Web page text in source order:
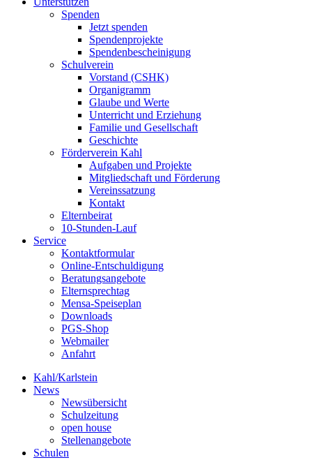
Spenden
Jetzt spenden
Spendenprojekte
Spendenbescheinigung
Schulverein
Vorstand (CSHK)
Organigramm
Glaube und Werte
Unterricht und Erziehung
Familie und Gesellschaft
Geschichte
Förderverein Kahl
Aufgaben und Projekte
Mitgliedschaft und Förderung
Vereinssatzung
Kontakt
Elternbeirat
10-Stunden-Lauf
Service
Kontaktformular
Online-Entschuldigung
Beratungsangebote
Elternsprechtag
Mensa-Speiseplan
Downloads
PGS-Shop
Webmailer
Anfahrt
Kahl/Karlstein
News
Newsübersicht
Schulzeitung
open house
Stellenangebote
Schulen